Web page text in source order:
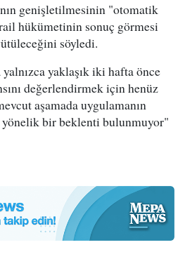
genişletilmesinin "otomatik
hükümetinin sonuç görmesi
söyledi.
yaklaşık iki hafta önce
değerlendirmek için henüz
aşamada uygulamanın
bir beklenti bulunmuyor"